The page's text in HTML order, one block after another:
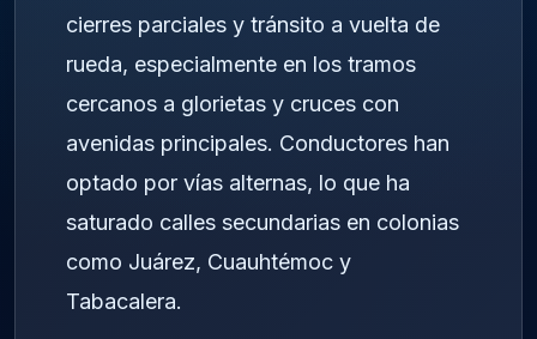
cierres parciales y tránsito a vuelta de
rueda, especialmente en los tramos
cercanos a glorietas y cruces con
avenidas principales. Conductores han
optado por vías alternas, lo que ha
saturado calles secundarias en colonias
como Juárez, Cuauhtémoc y
Tabacalera.